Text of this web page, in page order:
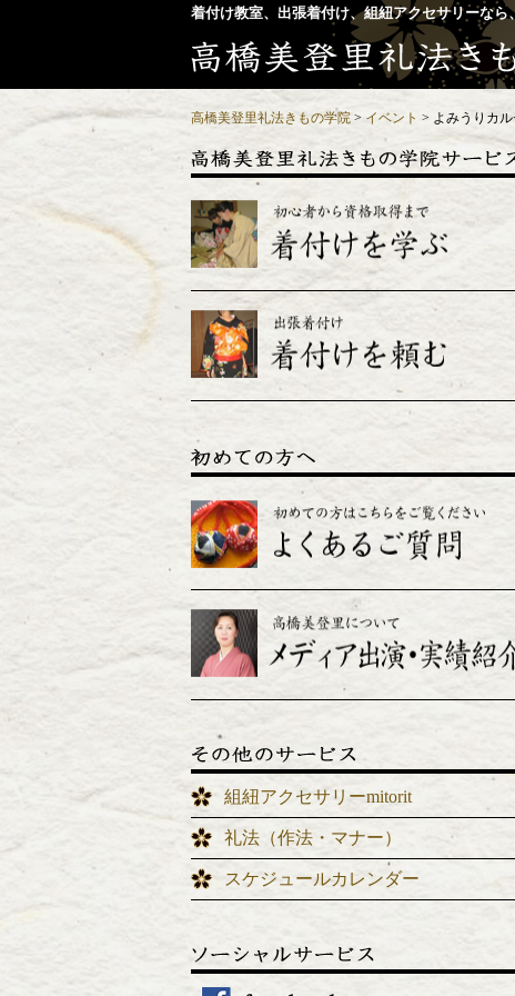
着付け教室、出張着付け、組紐アクセサリーな
高橋美登里礼法きもの学院 > イベント > よみうりカ
組紐アクセサリーmitorit
礼法（作法・マナー）
スケジュールカレンダー